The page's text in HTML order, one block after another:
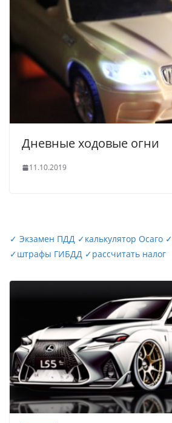
Дневные ходовые огни
11.10.2019
✓ Экзамен ПДД ✓калькулятор Осаго ✓
✓штрафы ГИБДД ✓рассчитать налог